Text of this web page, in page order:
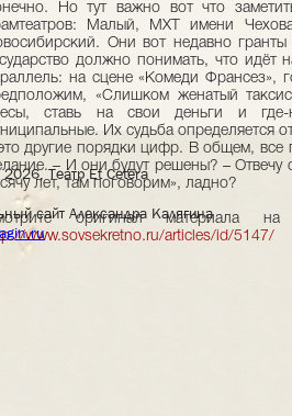
Но тут важно вот что
Малый, МХТ имени
Они вот недавно
должно понимать, что идёт
на сцене «Комеди Франсез»,
«Слишком женатый
ставь на свои деньги и
Их судьба определяется
другие порядки цифр. В общем,
– И они будут решены? – Отвечу
лет, там поговорим», ладно?
оригинал материала
www.sovsekretno.ru/articles/id/5147/
Театр Et Cetera
сайт Александра Калягина